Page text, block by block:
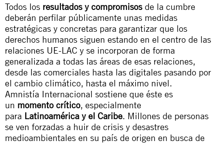
Todos los resultados y compromisosde la cumbre
deberán perfilar públicamente unas medidas
estratégicas y concretas para garantizar que los
derechos humanos siguen estando en el centro de las
relaciones UE-LAC y se incorporan de forma
generalizada a todas las áreas de esas relaciones,
desde las comerciales hasta las digitales pasando por
el cambio climático, hasta el máximo nivel.
Amnistía Internacional sostiene que éste es
un momento crítico, especialmente
para Latinoamérica y el Caribe. Millones de personas
se ven forzadas a huir de crisis y desastres
medioambientales en su país de origen en busca de